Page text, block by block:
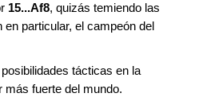
15...Af8, quizás temiendo las
particular, el campeón del
tácticas en la
más fuerte del mundo.